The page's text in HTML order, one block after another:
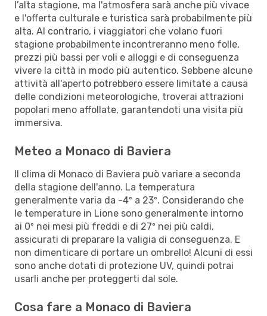
l’alta stagione, ma l'atmosfera sarà anche più vivace
e l'offerta culturale e turistica sarà probabilmente più
alta. Al contrario, i viaggiatori che volano fuori
stagione probabilmente incontreranno meno folle,
prezzi più bassi per voli e alloggi e di conseguenza
vivere la città in modo più autentico. Sebbene alcune
attività all'aperto potrebbero essere limitate a causa
delle condizioni meteorologiche, troverai attrazioni
popolari meno affollate, garantendoti una visita più
immersiva.
Meteo a Monaco di Baviera
Il clima di Monaco di Baviera può variare a seconda
della stagione dell'anno. La temperatura
generalmente varia da -4º a 23º. Considerando che
le temperature in Lione sono generalmente intorno
ai 0º nei mesi più freddi e di 27º nei più caldi,
assicurati di preparare la valigia di conseguenza. E
non dimenticare di portare un ombrello! Alcuni di essi
sono anche dotati di protezione UV, quindi potrai
usarli anche per proteggerti dal sole.
Cosa fare a Monaco di Baviera